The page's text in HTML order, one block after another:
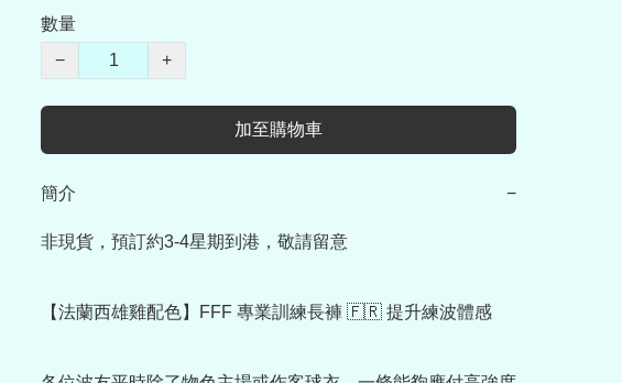
數量
−
+
加至購物車
簡介 −
非現貨，預訂約3-4星期到港，敬請留意
【法蘭西雄雞配色】FFF 專業訓練長褲 🇫🇷 提升練波體感